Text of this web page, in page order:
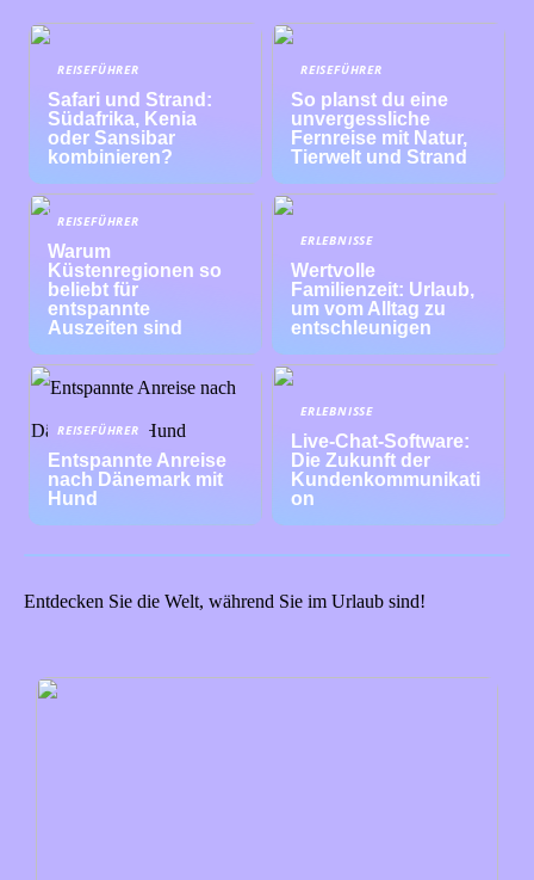
REISEFÜHRER
Safari und Strand:
Südafrika, Kenia
oder Sansibar
kombinieren?
REISEFÜHRER
So planst du eine
unvergessliche
Fernreise mit Natur,
Tierwelt und Strand
REISEFÜHRER
Warum
Küstenregionen so
beliebt für
entspannte
Auszeiten sind
ERLEBNISSE
Wertvolle
Familienzeit: Urlaub,
um vom Alltag zu
entschleunigen
REISEFÜHRER
Entspannte Anreise
nach Dänemark mit
Hund
ERLEBNISSE
Live-Chat-Software:
Die Zukunft der
Kundenkommunikati
on
Entdecken Sie die Welt, während Sie im Urlaub sind!